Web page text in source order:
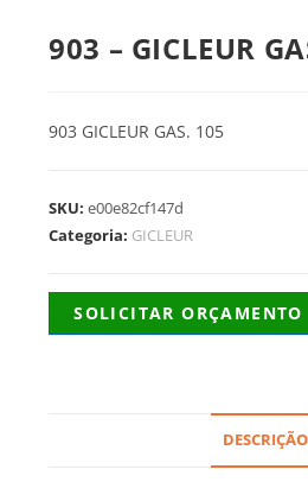
903 – GICLEUR
903 GICLEUR GAS. 105
SKU:e00e82cf147d
Categoria: GICLEUR
SOLICITAR ORÇAMENTO
DESCRIÇÃO